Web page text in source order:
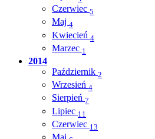
Czerwiec 5
Maj 4
Kwiecień 4
Marzec 1
2014
Październik 2
Wrzesień 4
Sierpień 7
Lipiec 11
Czerwiec 13
Maj